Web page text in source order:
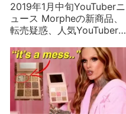
2019年1月中旬YouTuberニ
ュース Morpheの新商品、
転売疑惑、人気YouTuberの